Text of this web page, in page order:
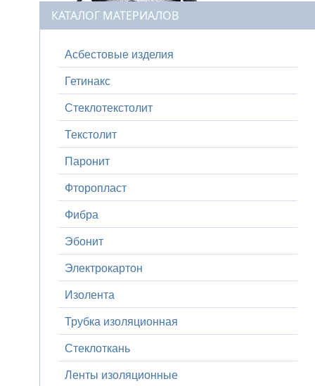
КАТАЛОГ МАТЕРИАЛОВ
Асбестовые изделия
Гетинакс
Стеклотекстолит
Текстолит
Паронит
Фторопласт
Фибра
Эбонит
Электрокартон
Изолента
Трубка изоляционная
Стеклоткань
Ленты изоляционные